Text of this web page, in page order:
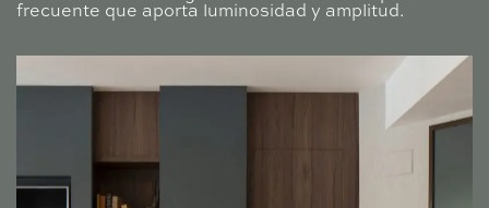
frecuente que aporta luminosidad y amplitud.